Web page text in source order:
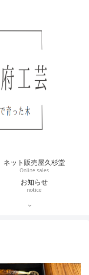
ネット販売屋久杉堂
Online sales
お知らせ
notice